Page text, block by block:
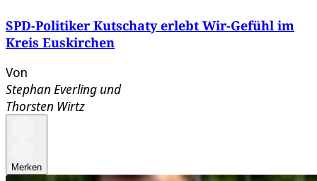
SPD-Politiker Kutschaty erlebt Wir-Gefühl im
Kreis Euskirchen
Von
Stephan Everling und
Thorsten Wirtz
Merken